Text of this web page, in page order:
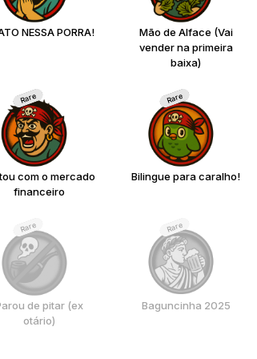
NESSA PORRA!
Mão de Alface (Vai
vender na primeira
baixa)
Rare
com o mercado
financeiro
Rare
Bilingue para caralho!
Rare
de pitar (ex
otário)
Rare
Baguncinha 2025